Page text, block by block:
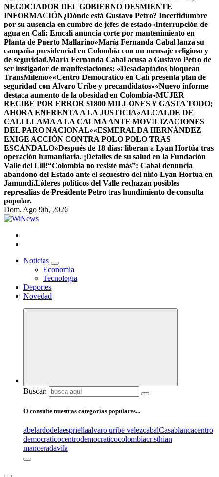
NEGOCIADOR DEL GOBIERNO DESMIENTE
INFORMACIÓN¿Dónde está Gustavo Petro? Incertidumbre
por su ausencia en cumbre de jefes de estado«Interrupción de
agua en Cali: Emcali anuncia corte por mantenimiento en
Planta de Puerto Mallarino»María Fernanda Cabal lanza su
campaña presidencial en Colombia con un mensaje religioso y
de seguridad.María Fernanda Cabal acusa a Gustavo Petro de
ser instigador de manifestaciones: «Desadaptados bloquean
TransMilenio»«Centro Democrático en Cali presenta plan de
seguridad con Álvaro Uribe y precandidatos»«Nuevo informe
destaca aumento de la obesidad en Colombia»MUJER
RECIBE POR ERROR $1800 MILLONES Y GASTA TODO;
AHORA ENFRENTA A LA JUSTICIA«ALCALDE DE
CALI LLAMA A LA CALMA ANTE MOVILIZACIONES
DEL PARO NACIONAL»«ESMERALDA HERNÁNDEZ
EXIGE ACCIÓN CONTRA POLO POLO TRAS
ESCÁNDALO»Después de 18 días: liberan a Lyan Hortúa tras
operación humanitaria. ¡Detalles de su salud en la Fundación
Valle del Lili!“Colombia no resiste más”: Cabal denuncia
abandono del Estado ante el secuestro del niño Lyan Hortua en
Jamundí.Líderes políticos del Valle rechazan posibles
represalias de Presidente Petro tras hundimiento de consulta
popular.
Dom. Ago 9th, 2026
Noticias
Economia
Tecnologia
Deportes
Novedad
Buscar:
O consulte nuestras categorías populares...
abelardodelaespriellaalvaro uribe velezcabalCasablancacentro
democraticocentrodemocraticocolombiacristhian
manceradavila